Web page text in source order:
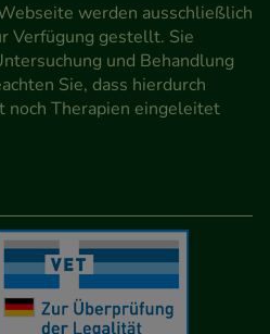
werden ausschließlich
Verfügung gestellt. Sie
und Behandlung
Sie, dass hierdurch
noch Therapien eingeleitet